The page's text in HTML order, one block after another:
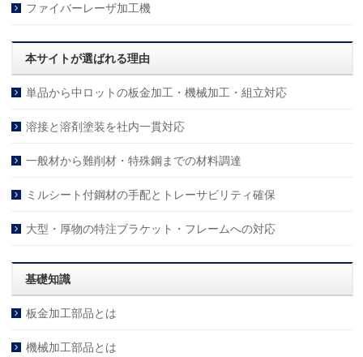
ファイバーレーザ加工機
本サイトが選ばれる理由
単品から中ロットの板金加工・機械加工・組立対応
溶接と溶剤塗装を社内一貫対応
一般材から難削材・特殊鋼までの材料調達
ミルシート付鋼材の手配とトレーサビリティ確保
大型・厚物の特注ブラケット・フレームへの対応
基礎知識
板金加工部品とは
機械加工部品とは